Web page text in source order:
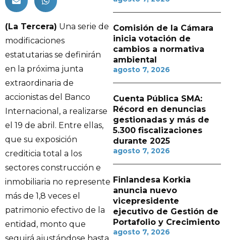
(La Tercera) Una serie de
modificaciones
estatutarias se definirán
en la próxima junta
extraordinaria de
accionistas del Banco
Internacional, a realizarse
el 19 de abril. Entre ellas,
que su exposición
crediticia total a los
sectores construcción e
inmobiliaria no represente
más de 1,8 veces el
patrimonio efectivo de la
entidad, monto que
Comisión de la Cámara
inicia votación de
cambios a normativa
ambiental
agosto 7, 2026
Cuenta Pública SMA:
Récord en denuncias
gestionadas y más de
5.300 fiscalizaciones
durante 2025
agosto 7, 2026
Finlandesa Korkia
anuncia nuevo
vicepresidente
ejecutivo de Gestión de
Portafolio y Crecimiento
agosto 7, 2026